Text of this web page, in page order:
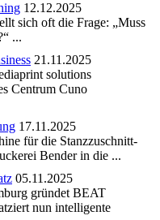
12.12.2025
sich oft die Frage: „Muss
...
21.11.2025
solutions
Centrum Cuno
17.11.2025
für die Stanzzuschnitt-
Bender in die ...
05.11.2025
gründet BEAT
nun intelligente